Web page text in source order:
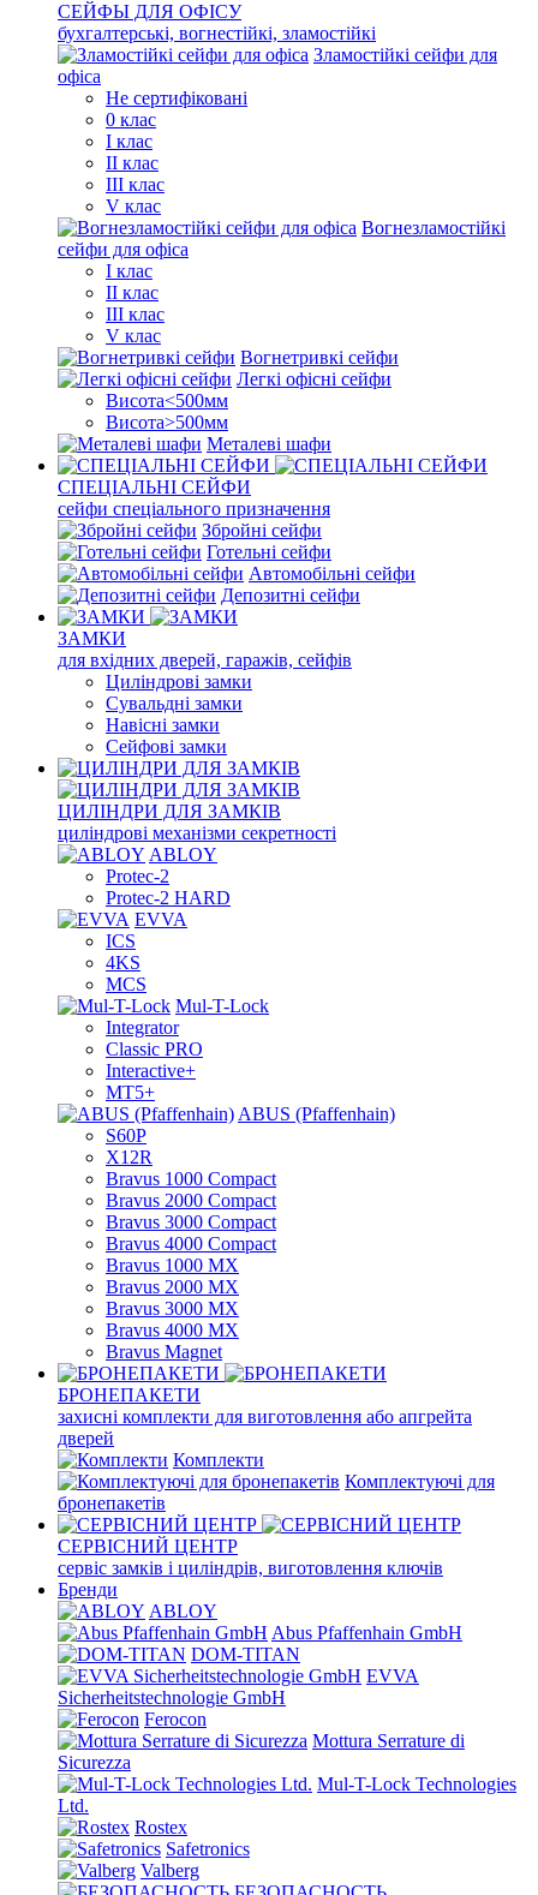
СЕЙФЫ ДЛЯ ОФІСУ
бухгалтерські, вогнестійкі, зламостійкі
Зламостійкі сейфи для
офіса
Не сертифіковані
0 клас
I клас
II клас
III клас
V клас
Вогнезламостійкі
сейфи для офіса
I клас
II клас
III клас
V клас
Вогнетривкі сейфи
Легкі офісні сейфи
Висота<500мм
Висота>500мм
Металеві шафи
СПЕЦІАЛЬНІ СЕЙФИ
сейфи спеціального призначення
Збройні сейфи
Готельні сейфи
Автомобільні сейфи
Депозитні сейфи
ЗАМКИ
для вхідних дверей, гаражів, сейфів
Циліндрові замки
Сувальдні замки
Навісні замки
Сейфові замки
ЦИЛІНДРИ ДЛЯ ЗАМКІВ
циліндрові механізми секретності
ABLOY
Protec-2
Protec-2 HARD
EVVA
ICS
4KS
MCS
Mul-T-Lock
Integrator
Classic PRO
Interactive+
MT5+
ABUS (Pfaffenhain)
S60P
X12R
Bravus 1000 Compact
Bravus 2000 Compact
Bravus 3000 Compact
Bravus 4000 Compact
Bravus 1000 MX
Bravus 2000 MX
Bravus 3000 MX
Bravus 4000 MX
Bravus Magnet
БРОНЕПАКЕТИ
захисні комплекти для виготовлення або апгрейта
дверей
Комплекти
Комплектуючі для
бронепакетів
СЕРВІСНИЙ ЦЕНТР
сервіс замків і циліндрів, виготовлення ключів
Бренди
ABLOY
Abus Pfaffenhain GmbH
DOM-TITAN
EVVA
Sicherheitstechnologie GmbH
Ferocon
Mottura Serrature di
Sicurezza
Mul-T-Lock Technologies
Ltd.
Rostex
Safetronics
Valberg